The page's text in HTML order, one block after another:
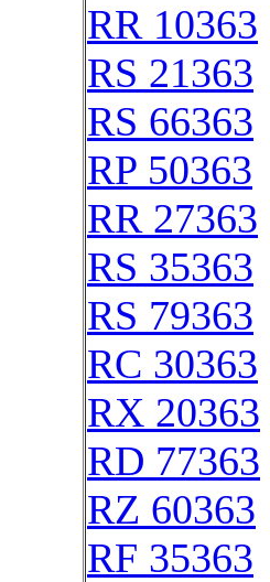
RR 10363
RS 21363
RS 66363
RP 50363
RR 27363
RS 35363
RS 79363
RC 30363
RX 20363
RD 77363
RZ 60363
RF 35363